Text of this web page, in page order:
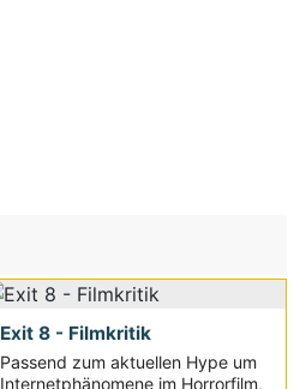
Exit 8 - Filmkritik
Passend zum aktuellen Hype um
Internetphänomene im Horrorfilm,